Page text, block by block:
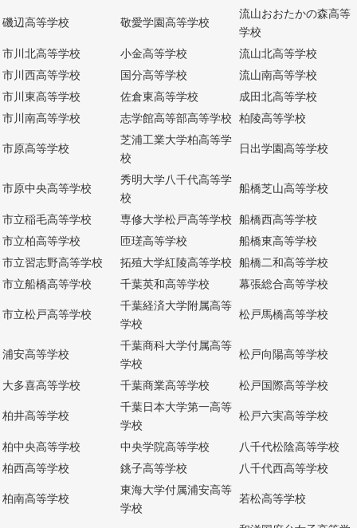
磯辺高等学校 敬愛学園高等学校
流山おおたかの森高等
学校
市川北高等学校
小金高等学校
流山北高等学校
市川西高等学校
国分高等学校
流山南高等学校
市川東高等学校
佐倉東高等学校
成田北高等学校
市川南高等学校
志学館高等部高等学校 柏陵高等学校
市原高等学校
芝浦工業大学柏高等学
校
日出学園高等学校
市原中央高等学校
秀明大学八千代高等学
校
船橋芝山高等学校
市立稲毛高等学校 専修大学松戸高等学校
船橋西高等学校
市立柏高等学校
匝瑳高等学校
船橋東高等学校
市立習志野高等学校
拓殖大学紅陵高等学校
船橋二和高等学校
市立船橋高等学校
千葉英和高等学校 幕張総合高等学校
市立松戸高等学校
千葉経済大学附属高等
学校
松戸馬橋高等学校
浦安高等学校
千葉商科大学付属高等
学校
松戸向陽高等学校
大多喜高等学校 千葉商業高等学校 松戸国際高等学校
柏井高等学校
千葉日本大学第一高等
学校
松戸六実高等学校
柏中央高等学校 中央学院高等学校
八千代松陰高等学校
柏西高等学校
銚子高等学校 八千代西高等学校
柏南高等学校
東海大学付属浦安高等
学校
若松高等学校